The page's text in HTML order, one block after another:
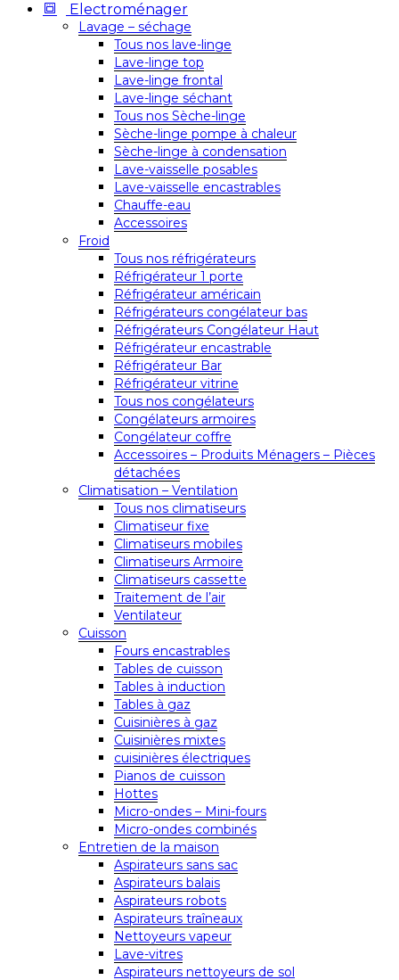
Electroménager
Lavage – séchage
Tous nos lave-linge
Lave-linge top
Lave-linge frontal
Lave-linge séchant
Tous nos Sèche-linge
Sèche-linge pompe à chaleur
Sèche-linge à condensation
Lave-vaisselle posables
Lave-vaisselle encastrables
Chauffe-eau
Accessoires
Froid
Tous nos réfrigérateurs
Réfrigérateur 1 porte
Réfrigérateur américain
Réfrigérateurs congélateur bas
Réfrigérateurs Congélateur Haut
Réfrigérateur encastrable
Réfrigérateur Bar
Réfrigérateur vitrine
Tous nos congélateurs
Congélateurs armoires
Congélateur coffre
Accessoires – Produits Ménagers – Pièces
détachées
Climatisation – Ventilation
Tous nos climatiseurs
Climatiseur fixe
Climatiseurs mobiles
Climatiseurs Armoire
Climatiseurs cassette
Traitement de l’air
Ventilateur
Cuisson
Fours encastrables
Tables de cuisson
Tables à induction
Tables à gaz
Cuisinières à gaz
Cuisinières mixtes
cuisinières électriques
Pianos de cuisson
Hottes
Micro-ondes – Mini-fours
Micro-ondes combinés
Entretien de la maison
Aspirateurs sans sac
Aspirateurs balais
Aspirateurs robots
Aspirateurs traîneaux
Nettoyeurs vapeur
Lave-vitres
Aspirateurs nettoyeurs de sol